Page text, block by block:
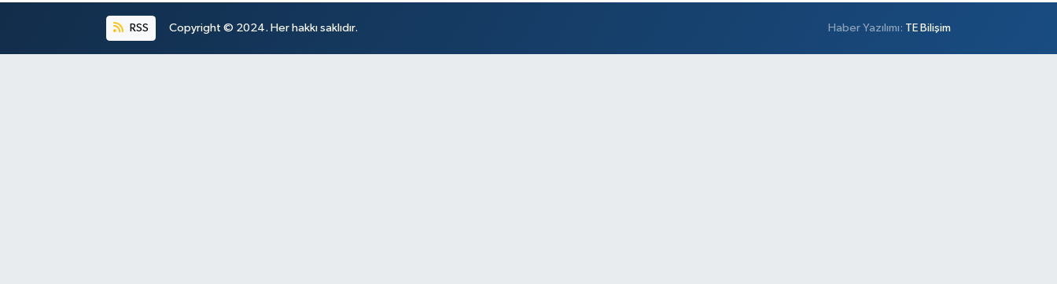
RSS Copyright © 2024. Her hakkı saklıdır. Haber Yazılımı: TE Bilişim